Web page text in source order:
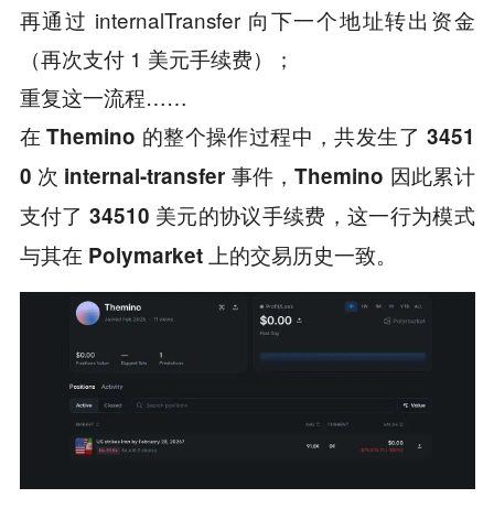
再通过 internalTransfer 向下一个地址转出资金
（再次支付 1 美元手续费）；
重复这一流程……
在 Themino 的整个操作过程中，共发生了 3451
0 次 internal-transfer 事件，Themino 因此累计
支付了 34510 美元的协议手续费，这一行为模式
与其在 Polymarket 上的交易历史一致。